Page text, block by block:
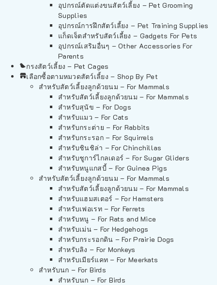
อุปกรณ์ตัดแต่งขนสัตว์เลี้ยง – Pet Grooming
Supplies
อุปกรณ์การฝึกสัตว์เลี้ยง – Pet Training Supplies
แก็ดเจ็ตสำหรับสัตว์เลี้ยง – Gadgets For Pets
อุปกรณ์เสริมอื่นๆ – Other Accessories For
Parents
กรงสัตว์เลี้ยง – Pet Cages
เลือกซื้อตามหมวดสัตว์เลี้ยง – Shop By Pet
สำหรับสัตว์เลี้ยงลูกด้วยนม – For Mammals
สำหรับสัตว์เลี้ยงลูกด้วยนม – For Mammals
สำหรับสุนัข – For Dogs
สำหรับแมว – For Cats
สำหรับกระต่าย – For Rabbits
สำหรับกระรอก – For Squirrels
สำหรับชินชิล่า – For Chinchillas
สำหรับชูการ์ไกลเดอร์ – For Sugar Gliders
สำหรับหนูแกสบี้ – For Guinea Pigs
สำหรับสัตว์เลี้ยงลูกด้วยนม – For Mammals
สำหรับสัตว์เลี้ยงลูกด้วยนม – For Mammals
สำหรับแฮมสเตอร์ – For Hamsters
สำหรับเฟอเรท – For Ferrets
สำหรับหนู – For Rats and Mice
สำหรับเม่น – For Hedgehogs
สำหรับกระรอกดิน – For Prairie Dogs
สำหรับลิง – For Monkeys
สำหรับเมียร์แคท – For Meerkats
สำหรับนก – For Birds
สำหรับนก – For Birds